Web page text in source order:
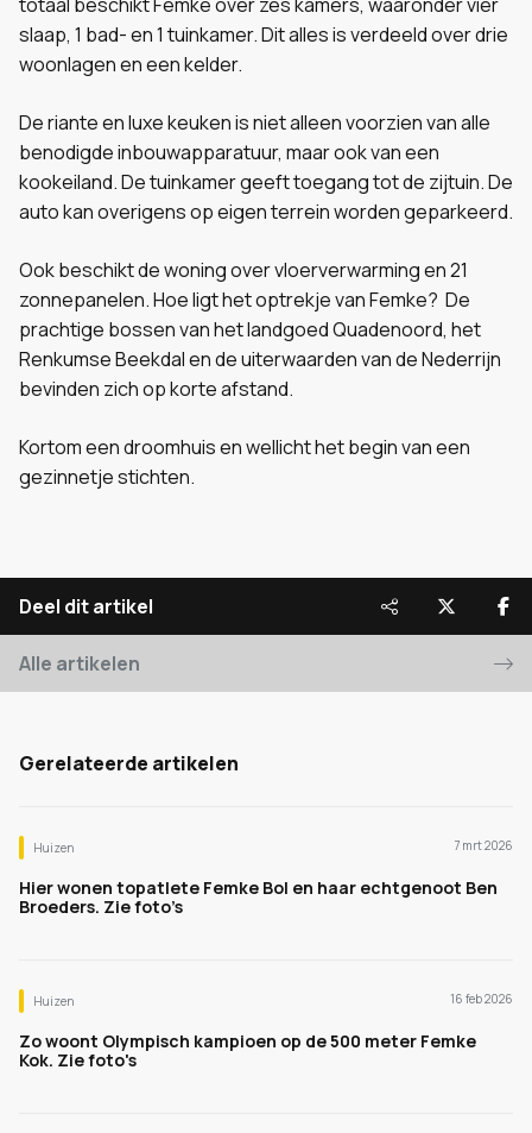
slaap, 1 bad- en 1 tuinkamer. Dit alles is verdeeld over drie
woonlagen en een kelder.
De riante en luxe keuken is niet alleen voorzien van alle
benodigde inbouwapparatuur, maar ook van een
kookeiland. De tuinkamer geeft toegang tot de zijtuin. De
auto kan overigens op eigen terrein worden geparkeerd.
Ook beschikt de woning over vloerverwarming en 21
zonnepanelen. Hoe ligt het optrekje van Femke? De
prachtige bossen van het landgoed Quadenoord, het
Renkumse Beekdal en de uiterwaarden van de Nederrijn
bevinden zich op korte afstand.
Kortom een droomhuis en wellicht het begin van een
gezinnetje stichten.
Deel dit artikel
Alle artikelen
Gerelateerde artikelen
Huizen 7 mrt 2026
Hier wonen topatlete Femke Bol en haar echtgenoot Ben
Broeders. Zie foto’s
Huizen 16 feb 2026
Zo woont Olympisch kampioen op de 500 meter Femke
Kok. Zie foto's